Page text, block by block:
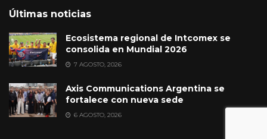
Últimas noticias
Ecosistema regional de Intcomex se
consolida en Mundial 2026
7 AGOSTO, 2026
Axis Communications Argentina se
fortalece con nueva sede
6 AGOSTO, 2026